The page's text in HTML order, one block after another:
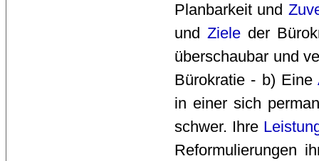
Planbarkeit und
und Zieleder
überschaubar und
Bürokratie - b) Eine
in einer sich
schwer. Ihre
Reformulierungen